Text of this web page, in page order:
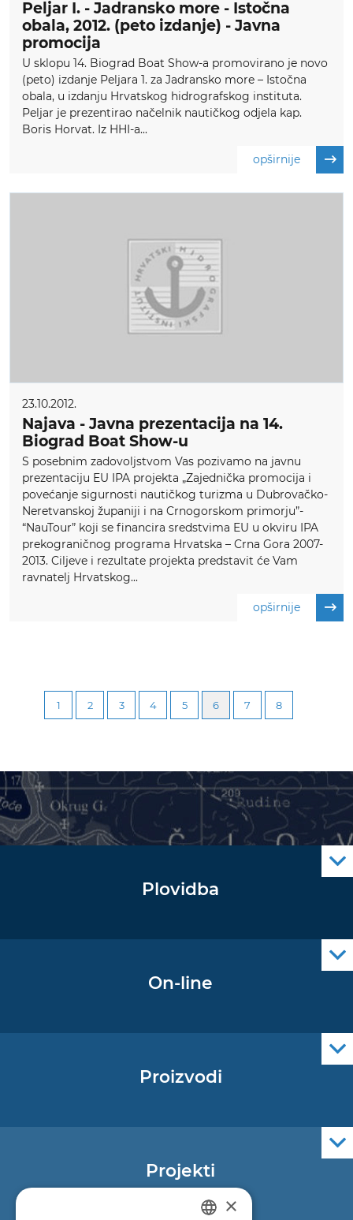
Peljar I. - Jadransko more - Istočna
obala, 2012. (peto izdanje) - Javna
promocija
U sklopu 14. Biograd Boat Show-a promovirano je novo
(peto) izdanje Peljara 1. za Jadransko more – Istočna
obala, u izdanju Hrvatskog hidrografskog instituta.
Peljar je prezentirao načelnik nautičkog odjela kap.
Boris Horvat. Iz HHI-a...
opširnije
23.10.2012.
Najava - Javna prezentacija na 14.
Biograd Boat Show-u
S posebnim zadovoljstvom Vas pozivamo na javnu
prezentaciju EU IPA projekta „Zajednička promocija i
povećanje sigurnosti nautičkog turizma u Dubrovačko-
Neretvanskoj županiji i na Crnogorskom primorju”-
“NauTour” koji se financira sredstvima EU u okviru IPA
prekograničnog programa Hrvatska – Crna Gora 2007-
2013. Ciljeve i rezultate projekta predstavit će Vam
ravnatelj Hrvatskog...
opširnije
1 2 3 4 5 6 7 8
Plovidba
On-line
Proizvodi
Projekti
EU - Projekt Core
EU - EU/IPA Projekt JASPPer
×